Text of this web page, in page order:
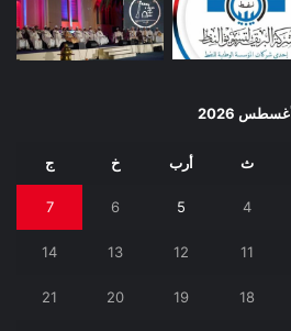
2026
ث أرب خ ج
4
5
6
7
11
12
13
14
18
19
20
21